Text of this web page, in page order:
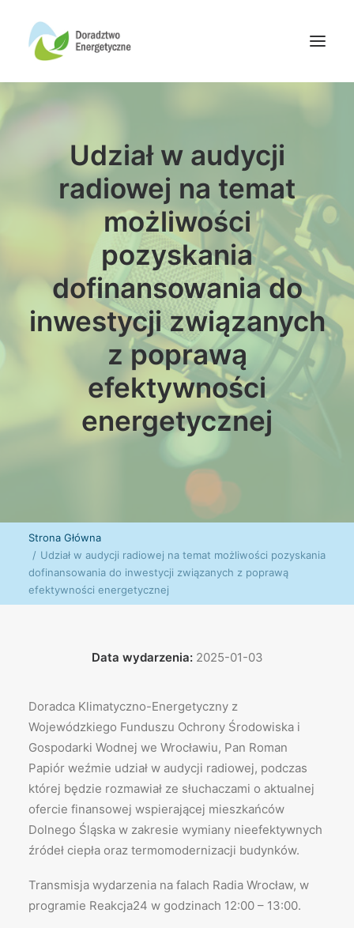
Oferta finansowania
Kontakt
Wyszukiwanie
Udział w audycji
radiowej na temat
możliwości
pozyskania
dofinansowania do
inwestycji związanych
z poprawą
efektywności
energetycznej
Strona Główna
Udział w audycji radiowej na temat możliwości pozyskania
dofinansowania do inwestycji związanych z poprawą
efektywności energetycznej
Data wydarzenia:2025-01-03
Doradca Klimatyczno-Energetyczny z
Wojewódzkiego Funduszu Ochrony Środowiska i
Gospodarki Wodnej we Wrocławiu, Pan Roman
Papiór weźmie udział w audycji radiowej, podczas
której będzie rozmawiał ze słuchaczami o aktualnej
ofercie finansowej wspierającej mieszkańców
Dolnego Śląska w zakresie wymiany nieefektywnych
źródeł ciepła oraz termomodernizacji budynków.
Transmisja wydarzenia na falach Radia Wrocław, w
programie Reakcja24 w godzinach 12:00 – 13:00.